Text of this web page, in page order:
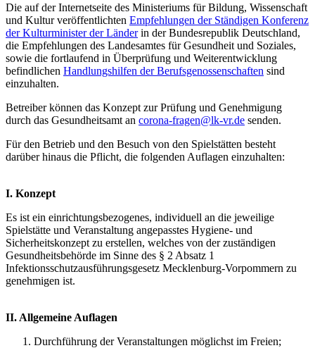
Die auf der Internetseite des Ministeriums für Bildung, Wissenschaft
und Kultur veröffentlichten Empfehlungen der Ständigen Konferenz
der Kulturminister der Länderin der Bundesrepublik Deutschland,
die Empfehlungen des Landesamtes für Gesundheit und Soziales,
sowie die fortlaufend in Überprüfung und Weiterentwicklung
befindlichen Handlungshilfen der Berufsgenossenschaften sind
einzuhalten.
Betreiber können das Konzept zur Prüfung und Genehmigung
durch das Gesundheitsamt an corona-fragen@lk-vr.de senden.
Für den Betrieb und den Besuch von den Spielstätten besteht
darüber hinaus die Pflicht, die folgenden Auflagen einzuhalten:
I. Konzept
Es ist ein einrichtungsbezogenes, individuell an die jeweilige
Spielstätte und Veranstaltung angepasstes Hygiene- und
Sicherheitskonzept zu erstellen, welches von der zuständigen
Gesundheitsbehörde im Sinne des § 2 Absatz 1
Infektionsschutzausführungsgesetz Mecklenburg-Vorpommern zu
genehmigen ist.
II. Allgemeine Auflagen
Durchführung der Veranstaltungen möglichst im Freien;